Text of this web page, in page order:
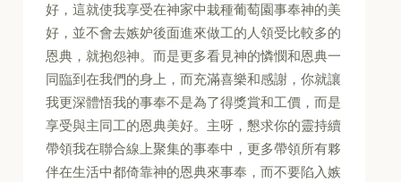
好，這就使我享受在神家中栽種葡萄園事奉神的美
好，並不會去嫉妒後面進來做工的人領受比較多的
恩典，就抱怨神。而是更多看見神的憐憫和恩典一
同臨到在我們的身上，而充滿喜樂和感謝，你就讓
我更深體悟我的事奉不是為了得獎賞和工價，而是
享受與主同工的恩典美好。主呀，懇求你的靈持續
帶領我在聯合線上聚集的事奉中，更多帶領所有夥
伴在生活中都倚靠神的恩典來事奉，而不要陷入嫉